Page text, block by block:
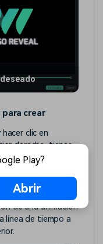
crear
clic en
derecha, tienes
A continuación,
sección "
haz clic
de una animación
línea de tiempo a
Play?
Abrir